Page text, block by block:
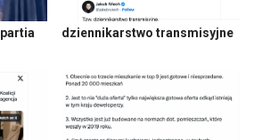
dziennikarstwo transmisyjne